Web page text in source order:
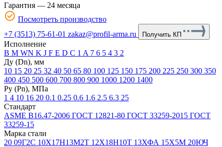
Гарантия — 24 месяца
Посмотреть производство
+7 (3513) 75-61-01 zakaz@profil-arma.ru Получить КП
Исполнение
B М WN K J F E D C 1 A 7 6 5 4 3 2
Ду (Dn), мм
10 15 20 25 32 40 50 65 80 100 125 150 175 200 225 250 300 350
400 450 500 600 700 800 900 1000 1200 1400
Ру (Рn), МПа
1 4 10 16 20 0.1 0.25 0.6 1.6 2.5 6.3 25
Стандарт
ASME B16.47-2006 ГОСТ 12821-80 ГОСТ 33259-2015 ГОСТ
33259-15
Марка стали
20 09Г2С 10Х17Н13М2Т 12Х18Н10Т 13ХФА 15Х5М 20ЮЧ